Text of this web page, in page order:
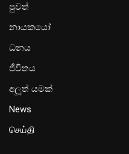
පුවත්
නායකයෝ
ධනය
ජීවිතය
අලූත් යමක්
News
செய்தி